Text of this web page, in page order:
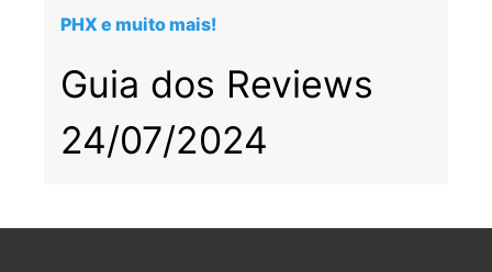
PHX e muito mais!
Guia dos Reviews
24/07/2024